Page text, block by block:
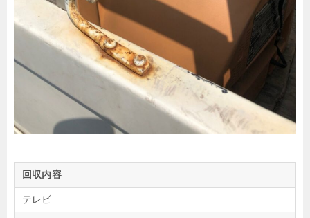
回収内容
テレビ